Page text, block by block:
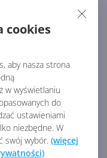
cookies
aby nasza strona
w wyświetlaniu
do
ustawieniami
niezbędne. W
swój wybór. (więcej
Gaming pozwala
Xbox zostaną